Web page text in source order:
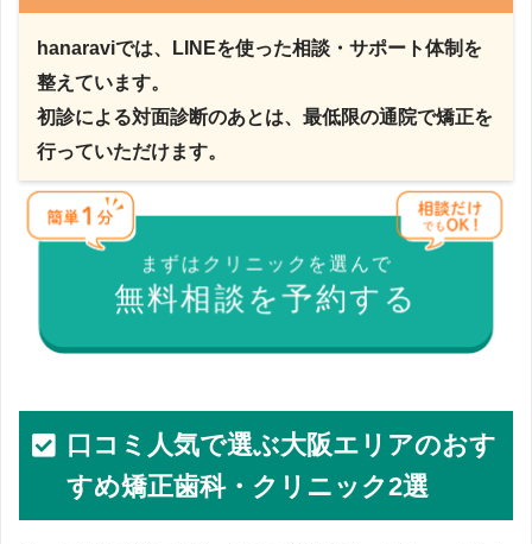
hanaraviでは、LINEを使った相談・サポート体制を
整えています。
初診による対面診断のあとは、最低限の通院で矯正を
行っていただけます。
まずはクリニックを選んで
無料相談を予約する
口コミ人気で選ぶ大阪エリアのおす
すめ矯正歯科・クリニック2選